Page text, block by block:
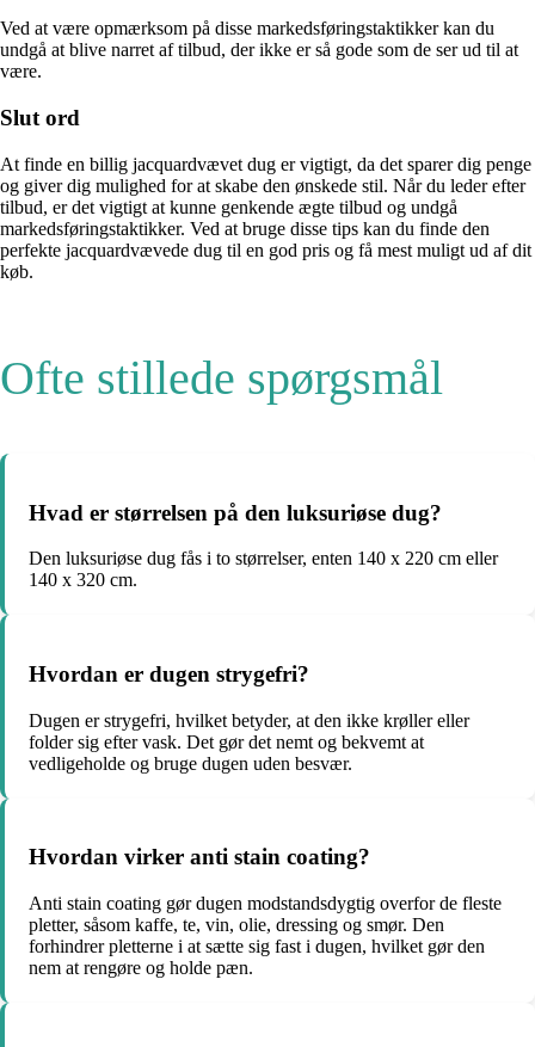
Ved at være opmærksom på disse markedsføringstaktikker kan du
undgå at blive narret af tilbud, der ikke er så gode som de ser ud til at
være.
Slut ord
At finde en billig jacquardvævet dug er vigtigt, da det sparer dig penge
og giver dig mulighed for at skabe den ønskede stil. Når du leder efter
tilbud, er det vigtigt at kunne genkende ægte tilbud og undgå
markedsføringstaktikker. Ved at bruge disse tips kan du finde den
perfekte jacquardvævede dug til en god pris og få mest muligt ud af dit
køb.
Ofte stillede spørgsmål
Hvad er størrelsen på den luksuriøse dug?
Den luksuriøse dug fås i to størrelser, enten 140 x 220 cm eller
140 x 320 cm.
Hvordan er dugen strygefri?
Dugen er strygefri, hvilket betyder, at den ikke krøller eller
folder sig efter vask. Det gør det nemt og bekvemt at
vedligeholde og bruge dugen uden besvær.
Hvordan virker anti stain coating?
Anti stain coating gør dugen modstandsdygtig overfor de fleste
pletter, såsom kaffe, te, vin, olie, dressing og smør. Den
forhindrer pletterne i at sætte sig fast i dugen, hvilket gør den
nem at rengøre og holde pæn.